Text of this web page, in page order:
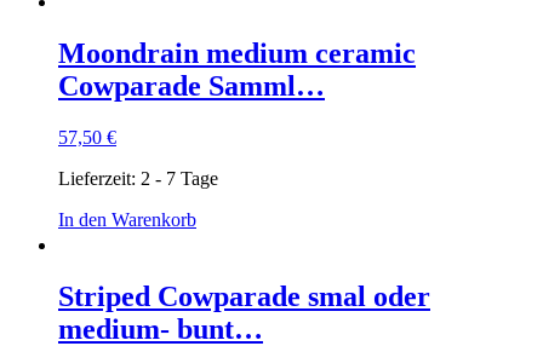
Moondrain medium ceramic
Cowparade Samml…
57,50 €
Lieferzeit: 2 - 7 Tage
In den Warenkorb
Striped Cowparade smal oder
medium- bunt…